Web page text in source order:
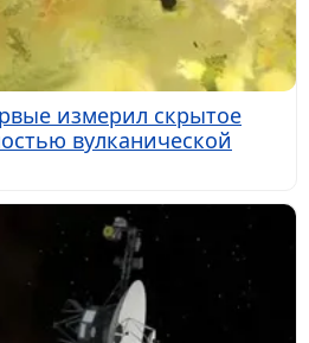
измерил скрытое
вулканической